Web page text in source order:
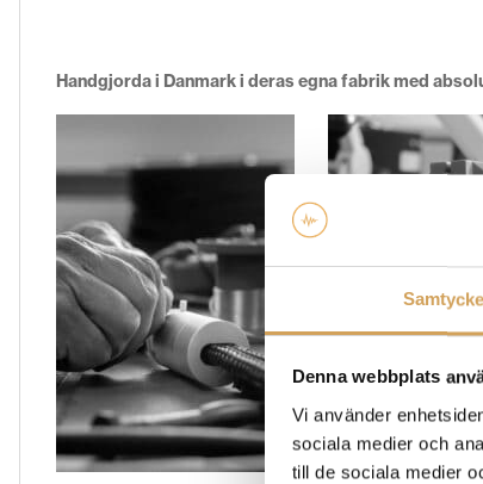
Samtycke
Denna webbplats
Vi använder
sociala medier och
till de sociala medier
Handgjorda i Danmark i deras egna fabrik med